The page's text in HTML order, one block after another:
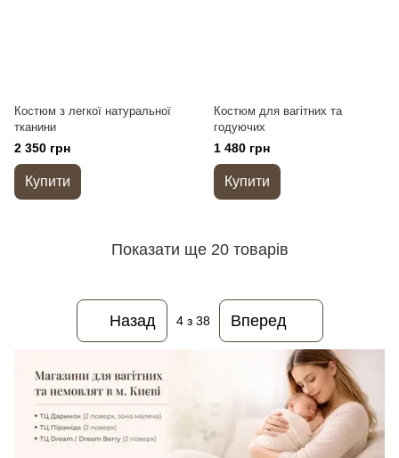
Костюм з легкої натуральної
тканини
2 350 грн
Купити
Костюм для вагітних та
годуючих
1 480 грн
Купити
Показати ще 20 товарів
Назад 4з 38 Вперед